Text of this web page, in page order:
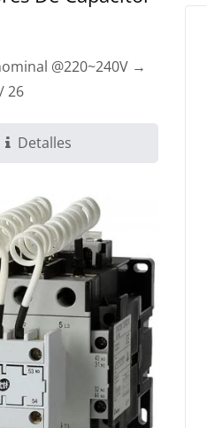
@220~240V →
26
Detalles